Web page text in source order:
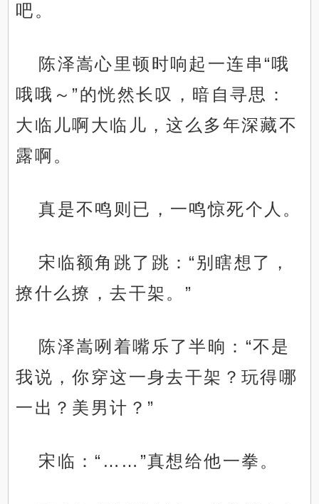
吧。
陈泽嵩心里顿时响起一连串“哦
哦哦～”的恍然长叹，暗自寻思：
大临儿啊大临儿，这么多年深藏不
露啊。
真是不鸣则已，一鸣惊死个人。
宋临额角跳了跳：“别瞎想了，
撩什么撩，去干架。”
陈泽嵩咧着嘴乐了半晌：“不是
我说，你穿这一身去干架？玩得哪
一出？美男计？”
宋临：“……”真想给他一拳。